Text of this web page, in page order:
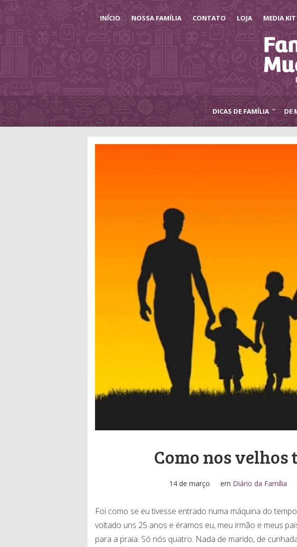
INÍCIO NOSSA FAMÍLIA CONTATO LOJA MEDIA KIT
DICAS DE FAMÍLIA DE
Como nos velhos
14 de março em Diário da Família
Foi como se eu tivesse entrado numa máquina do
voltado uns 25 anos e éramos eu, meu irmão e meus
para a praia. Só nós quatro. Nada de marido, de